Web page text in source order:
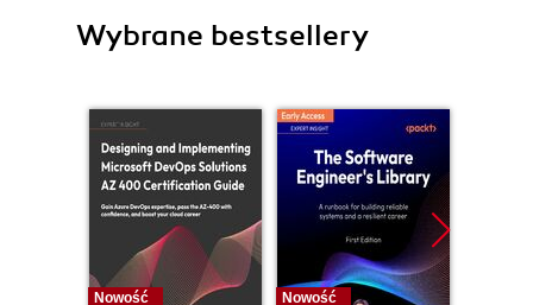
Wybrane bestsellery
Nowość
Nowość